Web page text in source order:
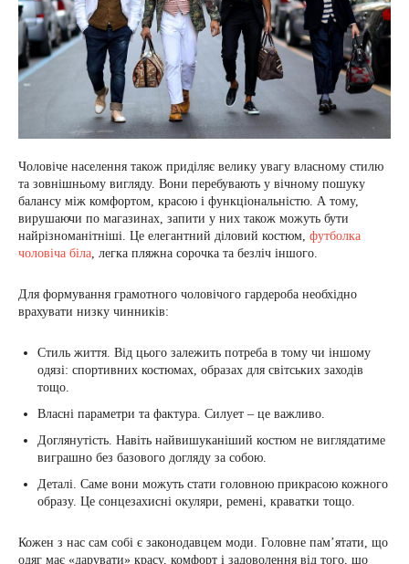
Чоловіче населення також приділяє велику увагу власному стилю
та зовнішньому вигляду. Вони перебувають у вічному пошуку
балансу між комфортом, красою і функціональністю. А тому,
вирушаючи по магазинах, запити у них також можуть бути
найрізноманітніші. Це елегантний діловий костюм, футболка
чоловіча біла , легка пляжна сорочка та безліч іншого.
Для формування грамотного чоловічого гардероба необхідно
врахувати низку чинників:
Стиль життя. Від цього залежить потреба в тому чи іншому
одязі: спортивних костюмах, образах для світських заходів
тощо.
Власні параметри та фактура. Силует – це важливо.
Доглянутість. Навіть найвишуканіший костюм не виглядатиме
виграшно без базового догляду за собою.
Деталі. Саме вони можуть стати головною прикрасою кожного
образу. Це сонцезахисні окуляри, ремені, краватки тощо.
Кожен з нас сам собі є законодавцем моди. Головне пам’ятати, що
одяг має «дарувати» красу, комфорт і задоволення від того, що